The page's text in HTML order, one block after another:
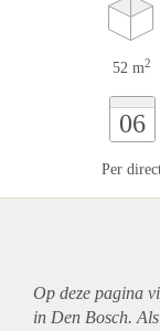
52 m2
06
Per
Op deze pagina
in Den Bosch.